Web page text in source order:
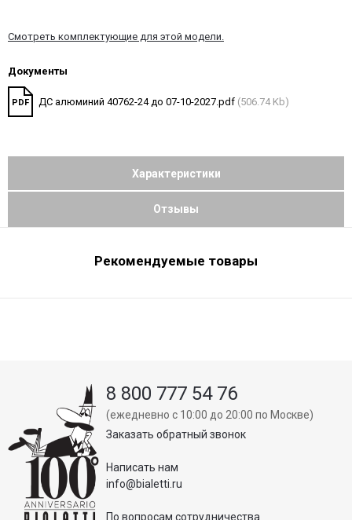
Смотреть комплектующие для этой модели.
Документы
PDF ДС алюминий 40762-24 до 07-10-2027.pdf (506.74 Kb)
Характеристики
Отзывы
Рекомендуемые товары
8 800 777 54 76
(ежедневно с 10:00 до 20:00 по Москве)
Заказать обратный звонок
Написать нам
info@bialetti.ru
По вопросам сотрудничества